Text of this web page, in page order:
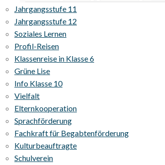
Jahrgangsstufe 11
Jahrgangsstufe 12
Soziales Lernen
Profil-Reisen
Klassenreise in Klasse 6
Grüne Lise
Info Klasse 10
Vielfalt
Elternkooperation
Sprachförderung
Fachkraft für Begabtenförderung
Kulturbeauftragte
Schulverein